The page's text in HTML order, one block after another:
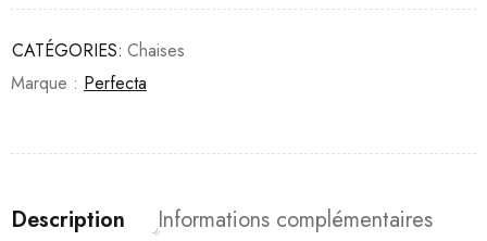
CATÉGORIES: Chaises
Marque : Perfecta
Description
Informations complémentaires